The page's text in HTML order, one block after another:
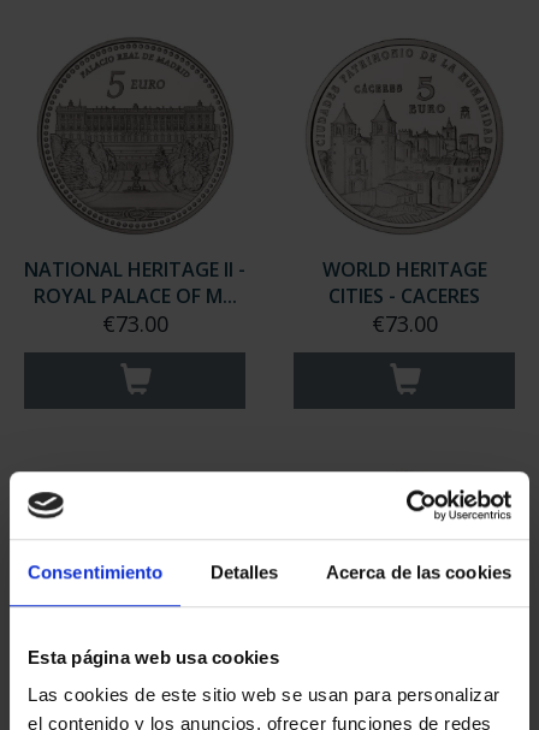
Consentimiento Detalles Acerca de las cookies
Esta página web usa cookies
Las cookies de este sitio web se usan para personalizar
el contenido y los anuncios, ofrecer funciones de redes
NATIONAL HERITAGE II -
ROYAL PALACE OF M...
€73.00
WORLD HERITAGE
CITIES - CACERES
€73.00